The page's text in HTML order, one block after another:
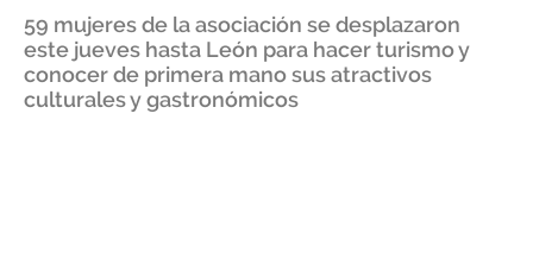
59 mujeres de la asociación se desplazaron
este jueves hasta León para hacer turismo y
conocer de primera mano sus atractivos
culturales y gastronómicos